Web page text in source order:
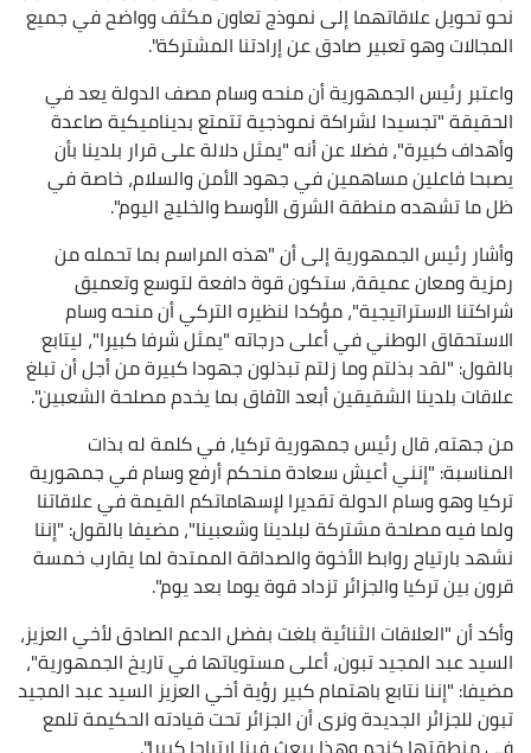
نحو تحويل علاقاتهما إلى نموذج تعاون مكثف وواضح في جميع
المجالات وهو تعبير صادق عن إرادتنا المشتركة".
واعتبر رئيس الجمهورية أن منحه وسام مصف الدولة يعد في
الحقيقة "تجسيدا لشراكة نموذجية تتمتع بديناميكية صاعدة
وأهداف كبيرة"، فضلا عن أنه "يمثل دلالة على قرار بلدينا بأن
يصبحا فاعلين مساهمين في جهود الأمن والسلام، خاصة في
ظل ما تشهده منطقة الشرق الأوسط والخليج اليوم".
وأشار رئيس الجمهورية إلى أن "هذه المراسم بما تحمله من
رمزية ومعان عميقة، ستكون قوة دافعة لتوسع وتعميق
شراكتنا الاستراتيجية"، مؤكدا لنظيره التركي أن منحه وسام
الاستحقاق الوطني في أعلى درجاته "يمثل شرفا كبيرا"، ليتابع
بالقول: "لقد بذلتم وما زلتم تبذلون جهودا كبيرة من أجل أن تبلغ
علاقات بلدينا الشقيقين أبعد الآفاق بما يخدم مصلحة الشعبين".
من جهته، قال رئيس جمهورية تركيا، في كلمة له بذات
المناسبة: "إنني أعيش سعادة منحكم أرفع وسام في جمهورية
تركيا وهو وسام الدولة تقديرا لإسهاماتكم القيمة في علاقاتنا
ولما فيه مصلحة مشتركة لبلدينا وشعبينا"، مضيفا بالقول: "إننا
نشهد بارتياح روابط الأخوة والصداقة الممتدة لما يقارب خمسة
قرون بين تركيا والجزائر تزداد قوة يوما بعد يوم".
وأكد أن "العلاقات الثنائية بلغت بفضل الدعم الصادق لأخي العزيز،
السيد عبد المجيد تبون، أعلى مستوياتها في تاريخ الجمهورية"،
مضيفا: "إننا نتابع باهتمام كبير رؤية أخي العزيز السيد عبد المجيد
تبون للجزائر الجديدة ونرى أن الجزائر تحت قيادته الحكيمة تلمع